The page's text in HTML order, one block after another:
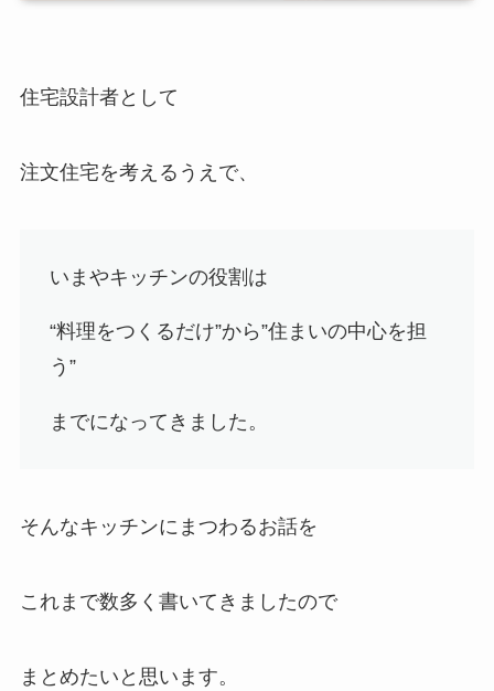
住宅設計者として
注文住宅を考えるうえで、
いまやキッチンの役割は
“料理をつくるだけ”から”住まいの中心を担
う”
までになってきました。
そんなキッチンにまつわるお話を
これまで数多く書いてきましたので
まとめたいと思います。